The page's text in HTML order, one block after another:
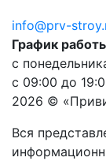
info@prv-
График
с
с 09:00 до
2026 ©
Вся